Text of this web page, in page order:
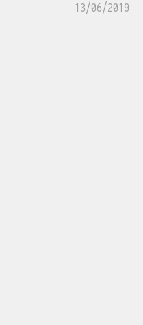
13/06/2019